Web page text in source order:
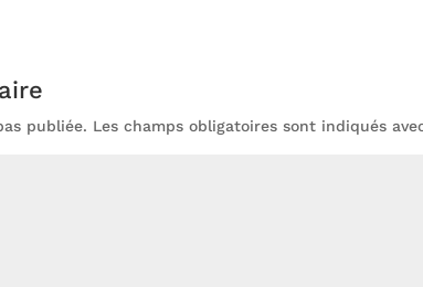
publiée. Les champs obligatoires sont indiqués